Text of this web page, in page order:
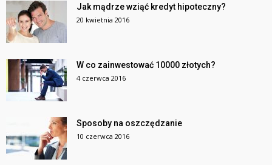
Jak mądrze wziąć kredyt hipoteczny?
20 kwietnia 2016
W co zainwestować 10000 złotych?
4 czerwca 2016
Sposoby na oszczędzanie
10 czerwca 2016